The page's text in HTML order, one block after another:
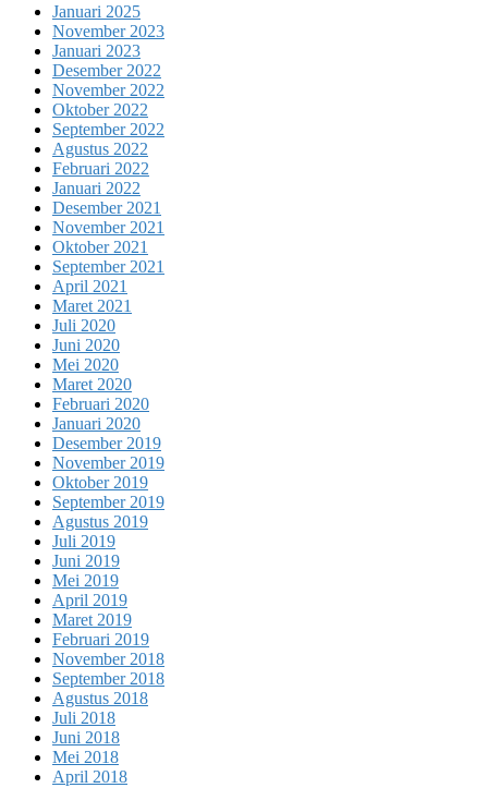
Januari 2025
November 2023
Januari 2023
Desember 2022
November 2022
Oktober 2022
September 2022
Agustus 2022
Februari 2022
Januari 2022
Desember 2021
November 2021
Oktober 2021
September 2021
April 2021
Maret 2021
Juli 2020
Juni 2020
Mei 2020
Maret 2020
Februari 2020
Januari 2020
Desember 2019
November 2019
Oktober 2019
September 2019
Agustus 2019
Juli 2019
Juni 2019
Mei 2019
April 2019
Maret 2019
Februari 2019
November 2018
September 2018
Agustus 2018
Juli 2018
Juni 2018
Mei 2018
April 2018